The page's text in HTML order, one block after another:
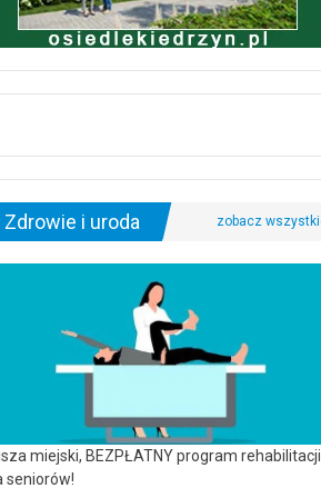
Zdrowie i uroda
miejski, BEZPŁATNY program rehabilitacji
seniorów!